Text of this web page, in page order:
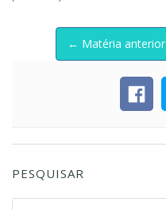
← Matéria anterior
PESQUISAR